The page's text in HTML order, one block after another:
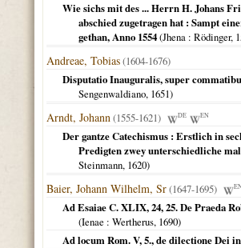
Wie sichs mit des ... Herrn H. Johans
abschied zugetragen hat : Sampt
gethan, Anno 1554(Jhena : Rödinger,
Andreae, Tobias(1604-1676)
Disputatio Inauguralis, super
Sengenwaldiano, 1651)
Arndt, Johann(1555-1621) DE EN
Der gantze Catechismus : Erstlich in
Predigten zwey unterschiedliche
Steinmann, 1620)
Baier, Johann Wilhelm, Sr(1647-1695)
Ad Esaiae C. XLIX, 24, 25. De Praeda
(Ienae : Wertherus, 1690)
Ad locum Rom. V, 5., de dilectione Dei